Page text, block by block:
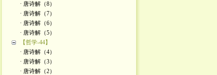
· 唐诗解（8）
· 唐诗解（7）
· 唐诗解（6）
· 唐诗解（5）
【哲学-44】
· 唐诗解（4）
· 唐诗解（3）
· 唐诗解（2）